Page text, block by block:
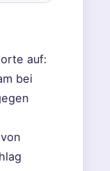
auf:
bei